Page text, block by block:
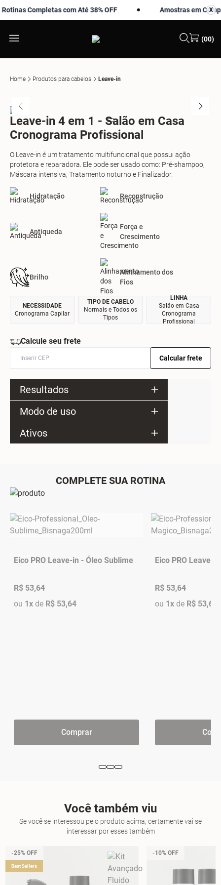
X
Completas com Até 38% OFF Amostras em
X
(00)
Home Produtos para cabelos Leave-in
Leave-in 4 em 1 - Salão em Casa
Cronograma Profissional
O Leave-in é um tratamento multifuncional que possui ação
protetora e reparadora. Ele pode ser usado como: Pré-shampoo,
Máscara intensiva, Tratamento noturno e Finalizador.
Hidratação Reconstrução
Antiqueda
Força e
Crescimento
Brilho
Alinhamento dos
Fios
NECESSIDADE
Cronograma Capilar
TIPO DE CABELO
Normais e Todos os
Tipos
LINHA
Salão em Casa
Cronograma
Profissional
Calcule seu frete
Calcular frete
Resultados
Modo de uso
Ativos
COMPLETE SUA ROTINA
Eico PRO Leave-in - Óleo Sublime
R$ 53,64
ou 1x de R$ 53,64
Comprar
Eico PRO Leave-
R$ 53,64
ou 1x de R$ 53,64
Você também viu
Se você se interessou pelo produto acima, certamente vai se
interessar por esses também
-25% OFF
Best Sellers
-10% OFF